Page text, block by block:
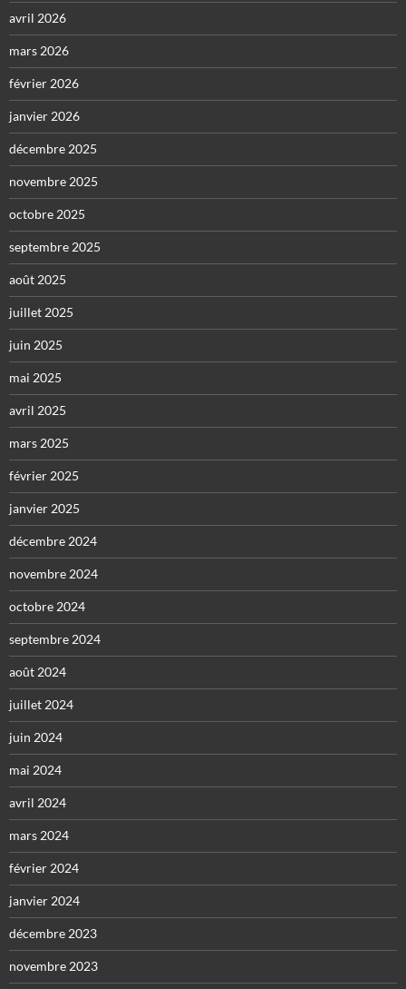
avril 2026
mars 2026
février 2026
janvier 2026
décembre 2025
novembre 2025
octobre 2025
septembre 2025
août 2025
juillet 2025
juin 2025
mai 2025
avril 2025
mars 2025
février 2025
janvier 2025
décembre 2024
novembre 2024
octobre 2024
septembre 2024
août 2024
juillet 2024
juin 2024
mai 2024
avril 2024
mars 2024
février 2024
janvier 2024
décembre 2023
novembre 2023